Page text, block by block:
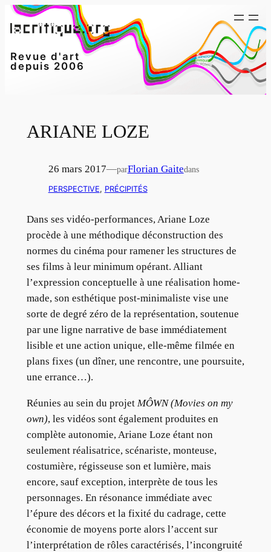
Aller
au
Revue d'art
depuis 2006
ARIANE LOZE
26 mars 2017—parFlorian Gaitedans
PERSPECTIVE, PRÉCIPITÉS
Dans ses vidéo-performances, Ariane Loze
procède à une méthodique déconstruction des
normes du cinéma pour ramener les structures de
ses films à leur minimum opérant. Alliant
l’expression conceptuelle à une réalisation home-
made, son esthétique post-minimaliste vise une
sorte de degré zéro de la représentation, soutenue
par une ligne narrative de base immédiatement
lisible et une action unique, elle-même filmée en
plans fixes (un dîner, une rencontre, une poursuite,
une errance…).
Réunies au sein du projet MÔWN (Movies on my
own), les vidéos sont également produites en
complète autonomie, Ariane Loze étant non
seulement réalisatrice, scénariste, monteuse,
costumière, régisseuse son et lumière, mais
encore, sauf exception, interprète de tous les
personnages. En résonance immédiate avec
l’épure des décors et la fixité du cadrage, cette
économie de moyens porte alors l’accent sur
l’interprétation de rôles caractérisés, l’incongruité